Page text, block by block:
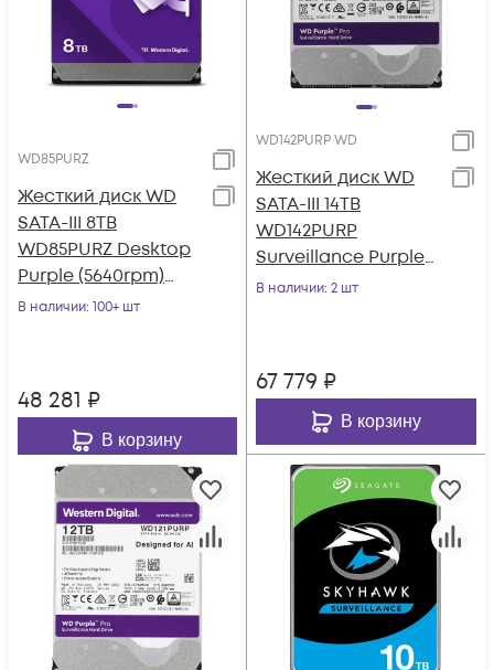
WD85PURZ
Жесткий диск WD
SATA-III 8TB
WD85PURZ Desktop
Purple (5640rpm)
256Mb 3.5"
В наличии: 100+ шт
48 281 ₽
В корзину
WD142PURP WD
Жесткий диск WD
SATA-III 14TB
WD142PURP
Surveillance Purple
Pro (7200rpm) 512Mb
В наличии: 2 шт
67 779 ₽
В корзину